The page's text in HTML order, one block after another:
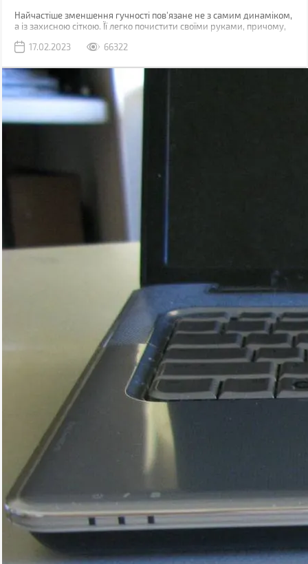
Найчастіше зменшення гучності пов'язане не з самим динаміком,
а із захисною сіткою. Її легко почистити своїми руками, причому,
17.02.2023
66322